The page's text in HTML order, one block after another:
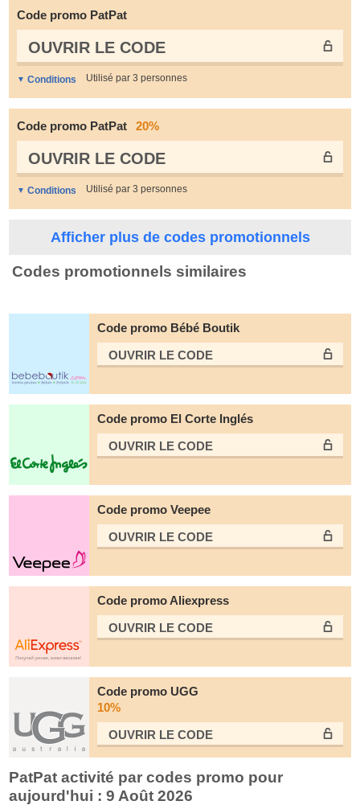
Code promo PatPat
OUVRIR LE СODE
Conditions Utilisé par 3 personnes
Code promo PatPat 20%
OUVRIR LE СODE
Conditions Utilisé par 3 personnes
Afficher plus de codes promotionnels
Codes promotionnels similaires
Code promo Bébé Boutik
OUVRIR LE СODE
Code promo El Corte Inglés
OUVRIR LE СODE
Code promo Veepee
OUVRIR LE СODE
Code promo Aliexpress
OUVRIR LE СODE
Code promo UGG
10%
OUVRIR LE СODE
PatPat activité par codes promo pour
aujourd'hui : 9 Août 2026